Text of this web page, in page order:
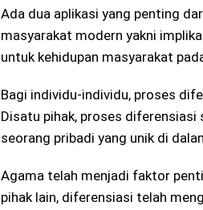
Ada dua aplikasi yang penting
masyarakat modern yakni
untuk kehidupan masyarakat
Bagi individu-individu, proses
Disatu pihak, proses diferensiasi
seorang pribadi yang unik di
Agama telah menjadi faktor
pihak lain, diferensiasi telah